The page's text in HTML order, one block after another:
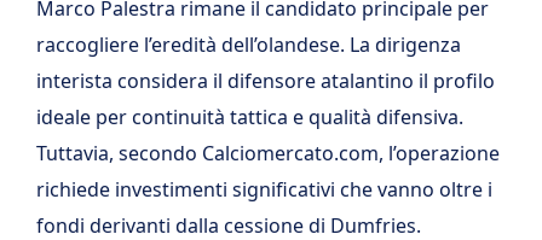
Marco Palestra rimane il candidato principale per
raccogliere l’eredità dell’olandese. La dirigenza
interista considera il difensore atalantino il profilo
ideale per continuità tattica e qualità difensiva.
Tuttavia, secondo Calciomercato.com, l’operazione
richiede investimenti significativi che vanno oltre i
fondi derivanti dalla cessione di Dumfries.